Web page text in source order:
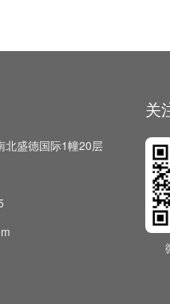
北盛德国际1幢20层
关